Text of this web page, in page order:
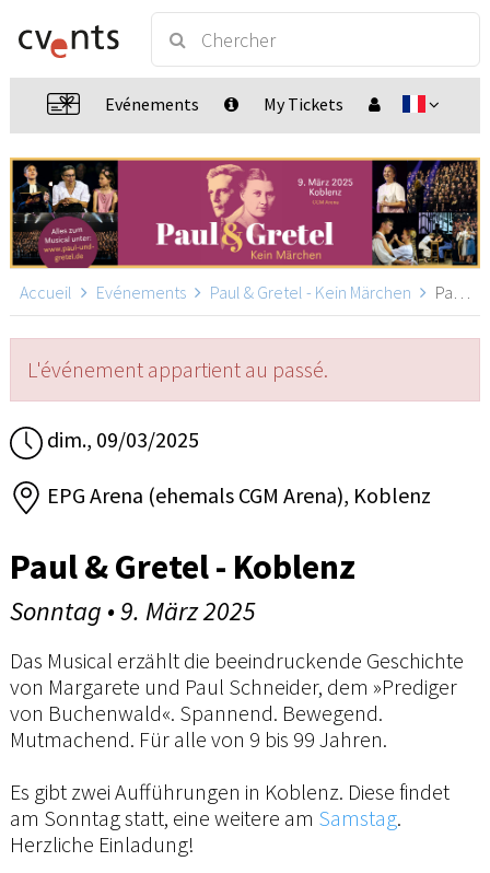
Evénements My Tickets
Accueil Evénements Paul & Gretel - Kein Märchen Paul & Gretel - Koblenz, Koblenz
L'événement appartient au passé.
dim., 09/03/2025
EPG Arena (ehemals CGM Arena), Koblenz
Paul & Gretel - Koblenz
Sonntag • 9. März 2025
Das Musical erzählt die beeindruckende Geschichte
von Margarete und Paul Schneider, dem »Prediger
von Buchenwald«. Spannend. Bewegend.
Mutmachend. Für alle von 9 bis 99 Jahren.
Es gibt zwei Aufführungen in Koblenz. Diese findet
am Sonntag statt, eine weitere am Samstag.
Herzliche Einladung!